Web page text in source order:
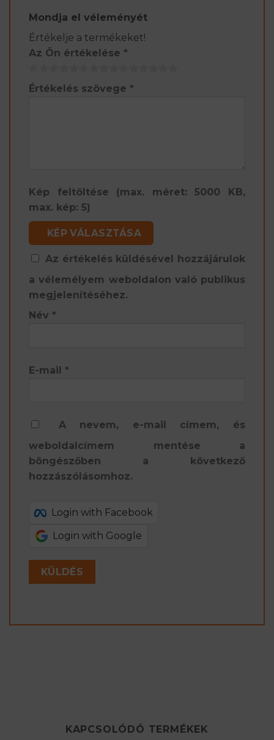
Mondja el véleményét
Értékelje a termékeket!
Az Ön értékelése *
Értékelés szövege *
Kép feltöltése (max. méret: 5000 KB,
max. kép: 5)
KÉP VÁLASZTÁSA
Az értékelés küldésével hozzájárulok
a vélemélyem weboldalon való publikus
megjelenítéséhez.
Név *
E-mail *
A nevem, e-mail címem, és
weboldalcímem mentése a
böngészőben a következő
hozzászólásomhoz.
Login with Facebook
Login with Google
KAPCSOLÓDÓ TERMÉKEK